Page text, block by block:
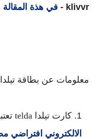
klivvr -
في هذة المقالة
معلومات عن بطاقة تيلدا Telda ؟
كارت تيلدا telda تعتبر بطاقة تيلدا أول
الالكتروني افتراضي